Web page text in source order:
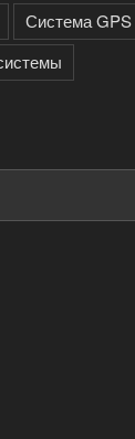
Система